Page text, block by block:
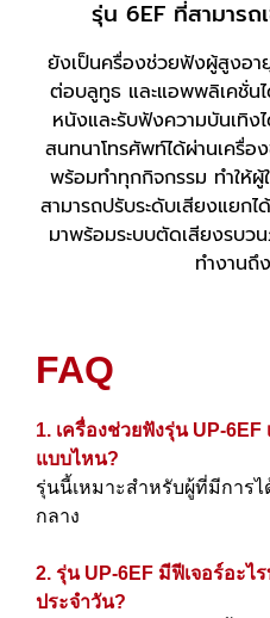
รุ่น 6EF ที่สามาร
ยังเป็นครื่องช่วยฟังผู้สูงอ
ต่อบลูทูธ และแอพพลิเคชั่น
หนังและรับฟังความบันเทิง
สนทนาโทรศัพท์ได้ผ่านเครื่
พร้อมทำทุกกิจกรรม ทำให้
สามารถปรับระดับเสียงแยก
มาพร้อมระบบตัดเสียงรบว
ทำงานถึ
FAQ
1. เครื่องช่วยฟังรุ่น UP-
แบบไหน?
รุ่นนี้เหมาะสำหรับผู้ที่มีการ
กลาง
2. รุ่น UP-6EF มีฟีเจอร์อะไ
ประจำวัน?